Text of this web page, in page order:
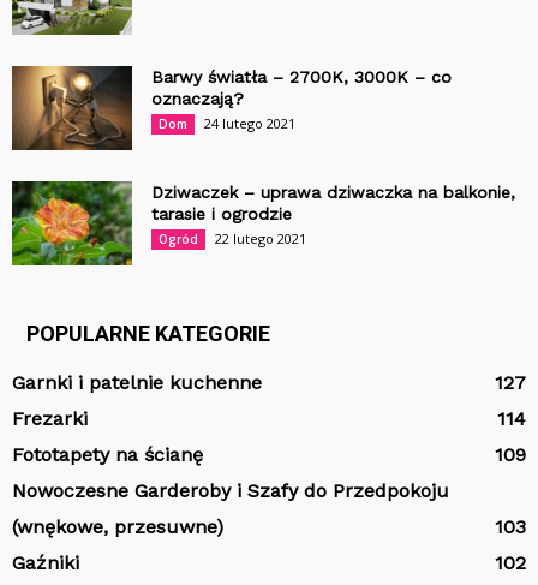
Barwy światła – 2700K, 3000K – co
oznaczają?
Dom 24 lutego 2021
Dziwaczek – uprawa dziwaczka na balkonie,
tarasie i ogrodzie
Ogród 22 lutego 2021
POPULARNE KATEGORIE
Garnki i patelnie kuchenne
127
Frezarki
114
Fototapety na ścianę
109
Nowoczesne Garderoby i Szafy do Przedpokoju
(wnękowe, przesuwne)
103
Gaźniki
102